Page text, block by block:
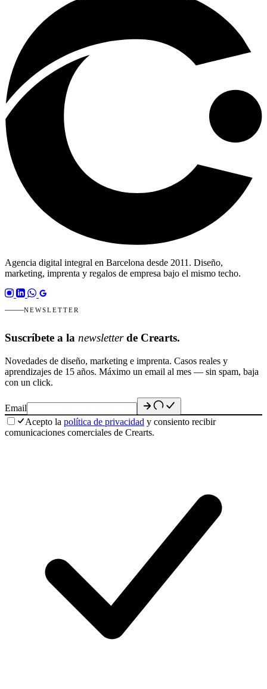
Agencia digital integral en Barcelona desde 2011. Diseño,
marketing, imprenta y regalos de empresa bajo el mismo techo.
NEWSLETTER
Suscríbete a la newsletterde Crearts.
Novedades de diseño, marketing e imprenta. Casos reales y
aprendizajes de 15 años. Máximo un email al mes — sin spam, baja
con un click.
Email
Acepto la política de privacidad y consiento recibir
comunicaciones comerciales de Crearts.